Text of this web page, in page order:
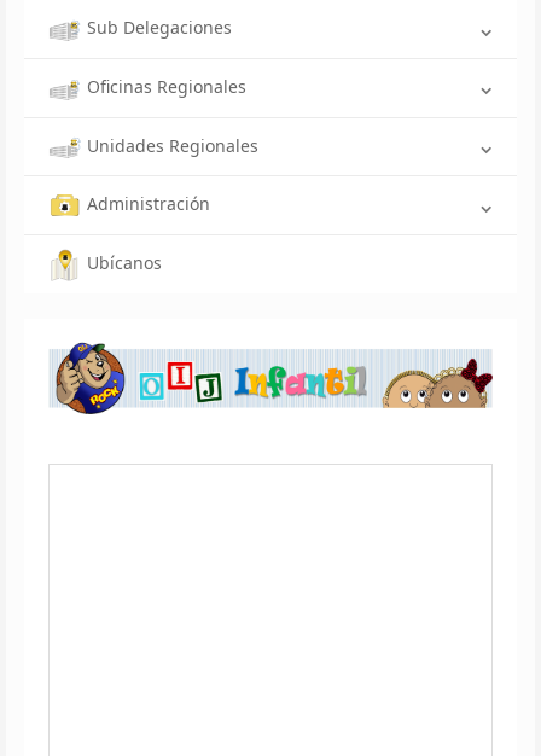
Sub Delegaciones
Oficinas Regionales
Unidades Regionales
Administración
Ubícanos